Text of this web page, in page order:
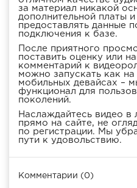
за материал никакой
дополнительной платы
предоставлять данные
подключения к базе.
После приятного
поставить оценку или
комментарий к
можно запускать как
мобильных девайсах –
функционал для
поколений.
Наслаждайтесь видео в
прямо на сайте, не
по регистрации. Мы
пути к удовольствию.
Комментарии (0)